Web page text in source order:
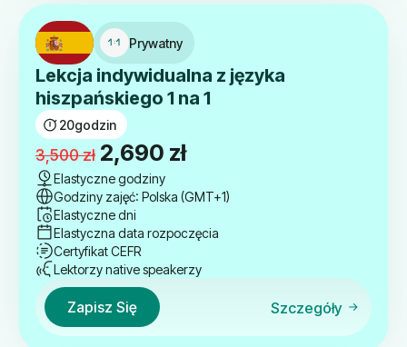
Prywatny
Lekcja indywidualna z języka
hiszpańskiego 1 na 1
20godzin
3,500zł Pierwotna
cena
wynosiła:
3,500 zł.
2,690 złAktualna
wynosi:
2,690 zł.
Elastyczne godziny
Godziny zajęć: Polska (GMT+1)
Elastyczne dni
Elastyczna data rozpoczęcia
Certyfikat CEFR
Lektorzy native speakerzy
Zapisz Się Szczegóły